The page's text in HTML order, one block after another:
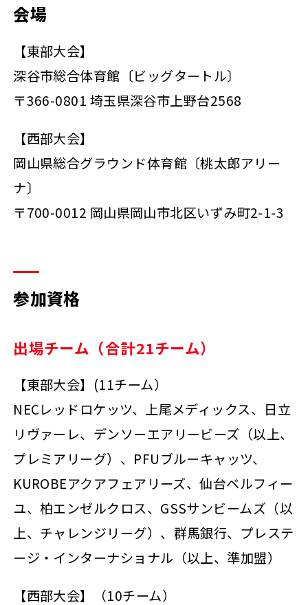
会場
【東部大会】
深谷市総合体育館〔ビッグタートル〕
〒366-0801 埼玉県深谷市上野台2568
【西部大会】
岡山県総合グラウンド体育館〔桃太郎アリー
ナ〕
〒700-0012 岡山県岡山市北区いずみ町2-1-3
参加資格
出場チーム（合計21チーム）
【東部大会】(11チーム）
NECレッドロケッツ、上尾メディックス、日立
リヴァーレ、デンソーエアリービーズ（以上、
プレミアリーグ）、PFUブルーキャッツ、
KUROBEアクアフェアリーズ、仙台ベルフィー
ユ、柏エンゼルクロス、GSSサンビームズ（以
上、チャレンジリーグ）、群馬銀行、プレステ
ージ・インターナショナル（以上、準加盟）
【西部大会】（10チーム）